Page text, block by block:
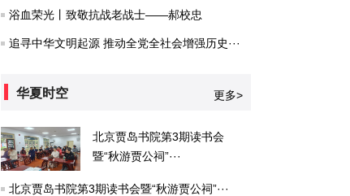
浴血荣光丨致敬抗战老战士——郝校忠
追寻中华文明起源 推动全党全社会增强历史···
华夏时空 更多>
北京贾岛书院第3期读书会
暨“秋游贾公祠”···
北京贾岛书院第3期读书会暨“秋游贾公祠”···